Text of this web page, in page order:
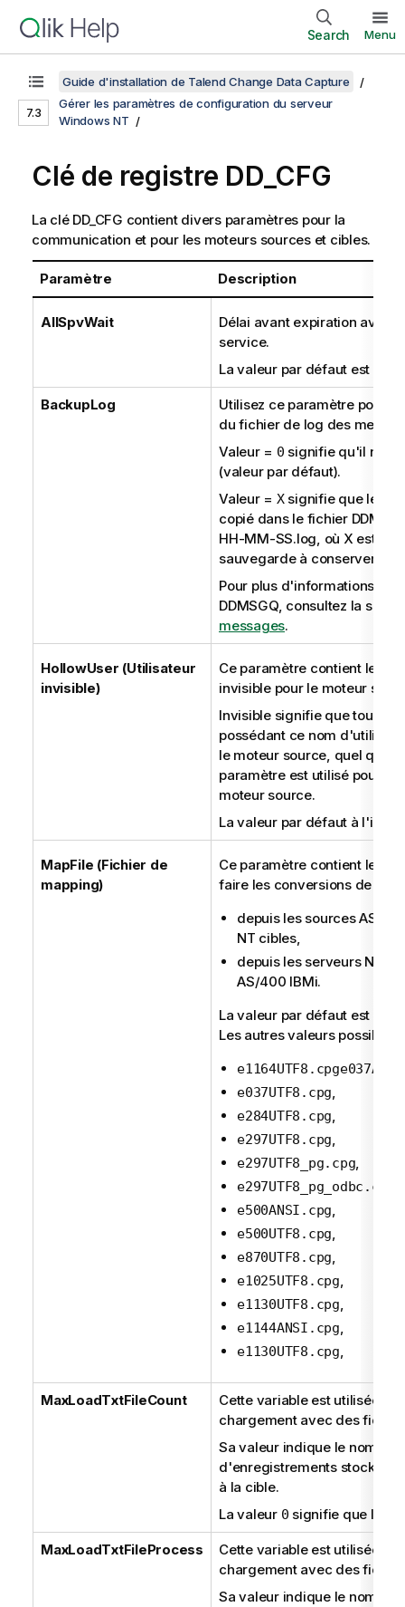
Search Menu
7.3
Guide d'installation de Talend Change Data Capture
Gérer les paramètres de configuration du serveur
Windows NT
Clé de registre DD_CFG
La clé DD_CFG contient divers paramètres pour la
communication et pour les moteurs sources et cibles.
Paramètre Description
AllSpvWait
Délai avant expiration avant
service.
La valeur par défaut est de
BackupLog
Utilisez ce paramètre pour
du fichier de log des
Valeur = 0 signifie qu'il n'y a
(valeur par défaut).
Valeur = Xsignifie que le
copié dans le fichier
HH-MM-SS.log, où X est le
sauvegarde à conserver.
Pour plus d'informations
DDMSGQ, consultez la
messages.
HollowUser (Utilisateur
invisible)
Ce paramètre contient le
invisible pour le moteur
Invisible signifie que tous
possédant ce nom
le moteur source, quel que
paramètre est utilisé pour
moteur source.
La valeur par défaut à
MapFile (Fichier de
mapping)
Ce paramètre contient le
faire les conversions de
depuis les sources AS/
NT cibles,
depuis les serveurs NT
AS/400 IBMi.
La valeur par défaut est
Les autres valeurs possibles
e037UTF8.cpg,
e284UTF8.cpg,
e297UTF8.cpg,
e297UTF8_pg.cpg,
e297UTF8_pg_odbc.cpg
e500ANSI.cpg,
e500UTF8.cpg,
e870UTF8.cpg,
e1025UTF8.cpg,
e1130UTF8.cpg,
e1144ANSI.cpg,
e1130UTF8.cpg,
MaxLoadTxtFileCount
Cette variable est utilisée
chargement avec des
Sa valeur indique le nombre
d'enregistrements stockés
à la cible.
La valeur 0 signifie que la
MaxLoadTxtFileProcess
Cette variable est utilisée
chargement avec des
Sa valeur indique le